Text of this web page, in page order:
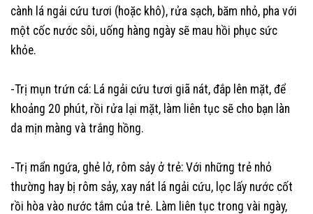
cành lá ngải cứu tươi (hoặc khô), rửa sạch, băm nhỏ, pha với
một cốc nước sôi, uống hàng ngày sẽ mau hồi phục sức
khỏe.
-Trị mụn trứn cá: Lá ngải cứu tươi giã nát, đắp lên mặt, để
khoảng 20 phút, rồi rửa lại mặt, làm liên tục sẽ cho bạn làn
da mịn màng và trắng hồng.
-Trị mẩn ngứa, ghẻ lở, rôm sảy ở trẻ: Với những trẻ nhỏ
thường hay bị rôm sảy, xay nát lá ngải cứu, lọc lấy nước cốt
rồi hòa vào nước tắm của trẻ. Làm liên tục trong vài ngày,